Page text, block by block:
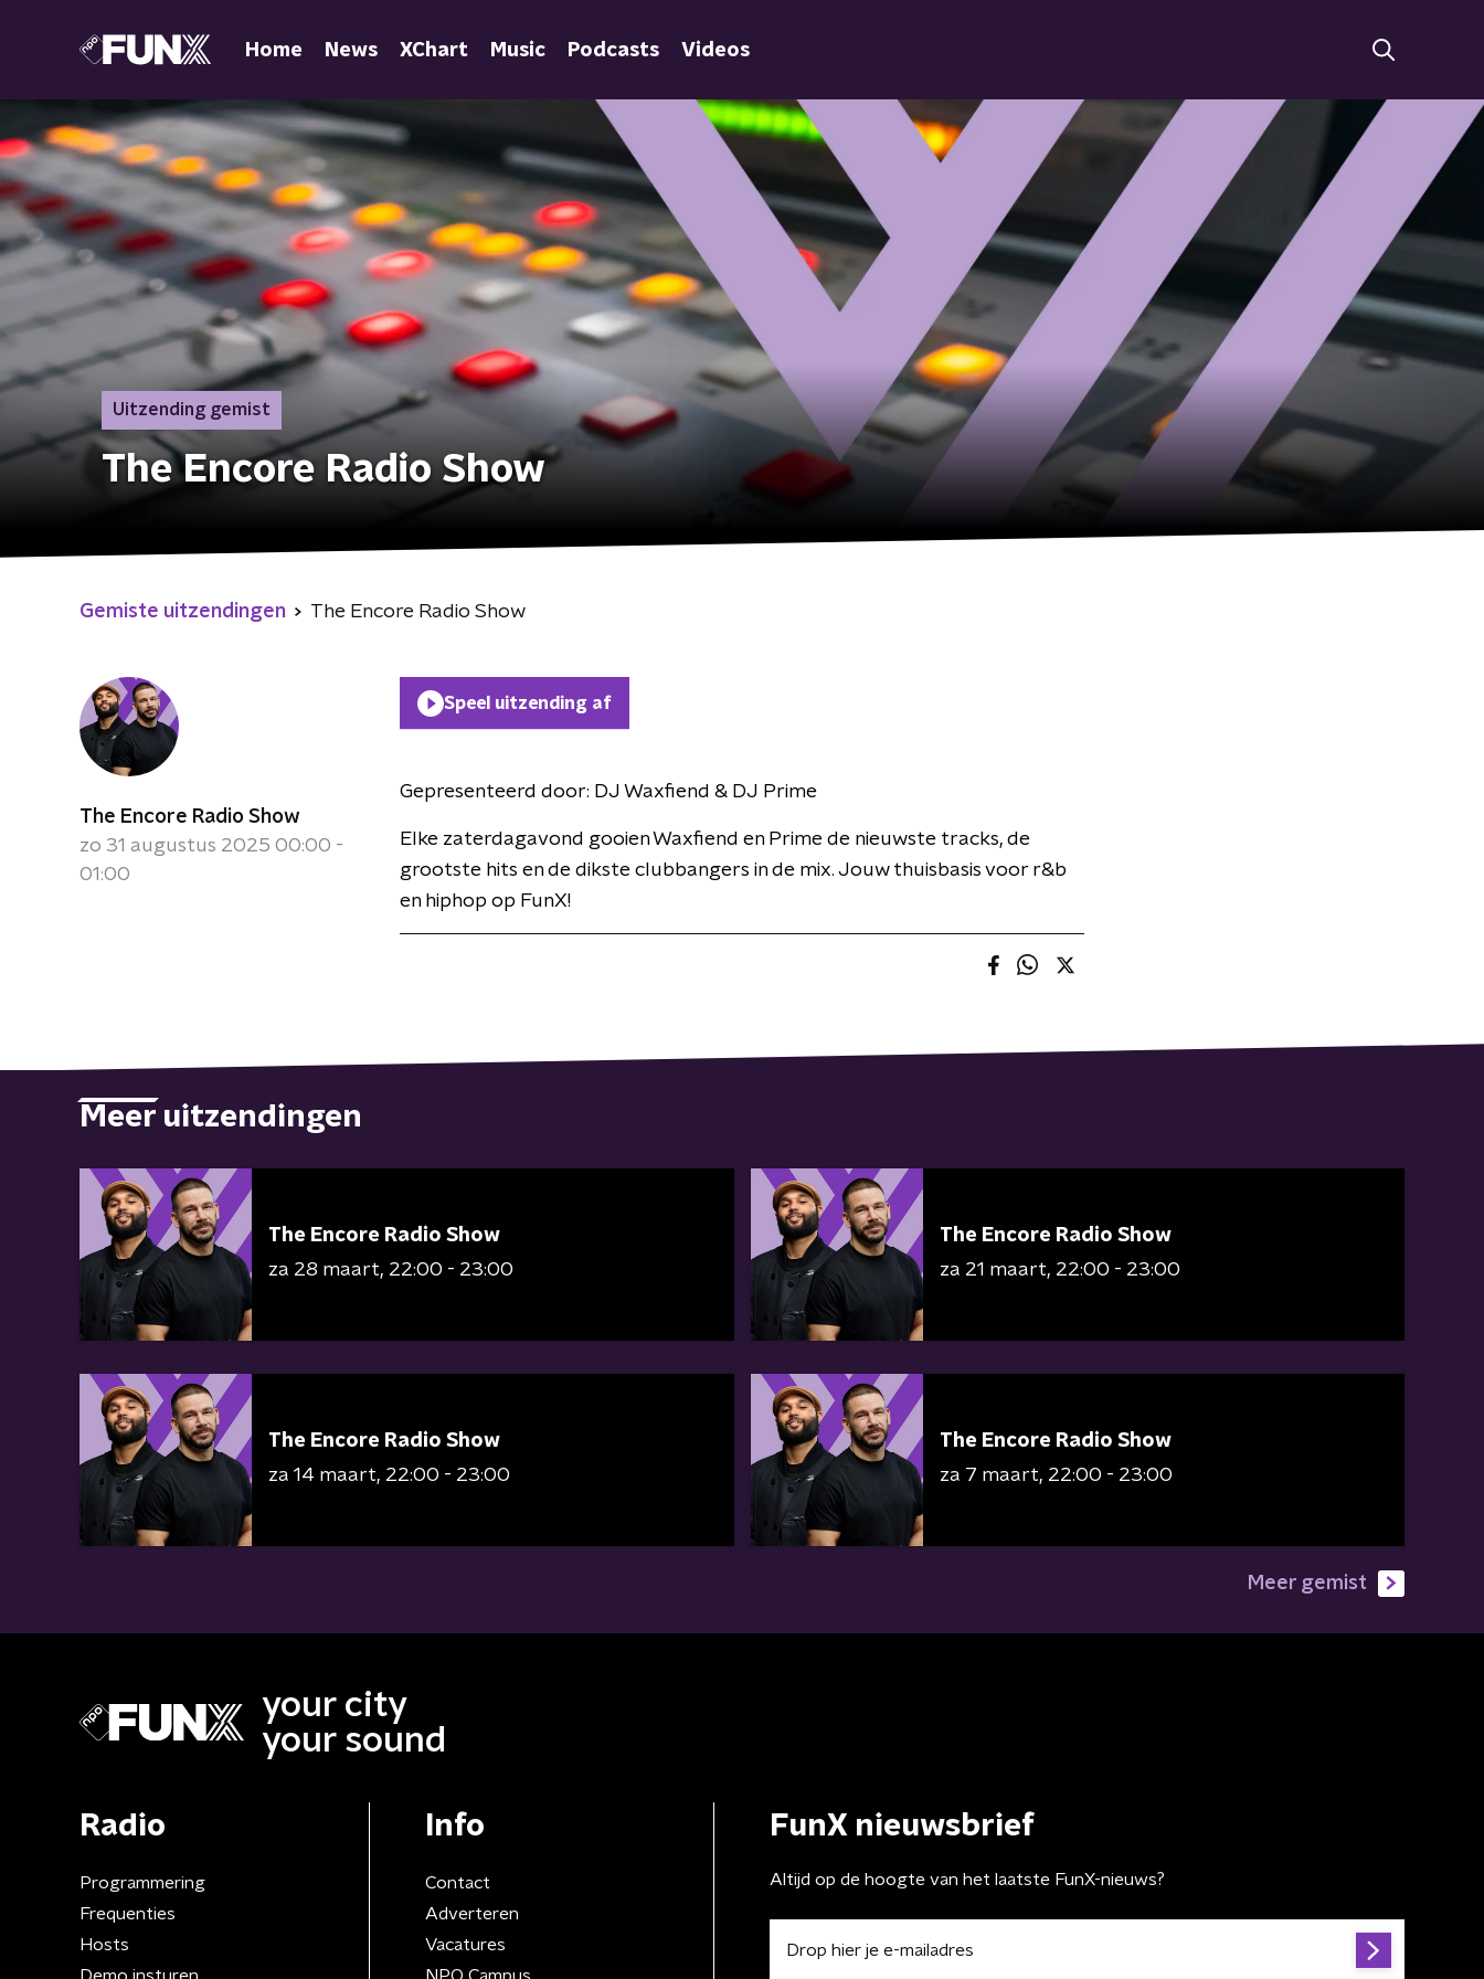
Home News XChart Music Podcasts Videos
Uitzending gemist
The Encore Radio Show
Gemiste uitzendingen The Encore Radio Show
The Encore Radio Show
zo 31 augustus 2025 00:00 -
01:00
Speel uitzending af
Gepresenteerd door: DJ Waxfiend & DJ Prime
Elke zaterdagavond gooien Waxfiend en Prime de nieuwste tracks, de
grootste hits en de dikste clubbangers in de mix. Jouw thuisbasis voor r&b
en hiphop op FunX!
Meer uitzendingen
The Encore Radio Show
za 28 maart 22:00 - 23:00
The Encore Radio Show
za 21 maart 22:00 - 23:00
The Encore Radio Show
za 14 maart 22:00 - 23:00
The Encore Radio Show
za 7 maart 22:00 - 23:00
Meer gemist
your city
your sound
Radio
Programmering
Frequenties
Hosts
Demo insturen
Info
Contact
Adverteren
Vacatures
NPO Campus
FunX nieuwsbrief
Altijd op de hoogte van het laatste FunX-nieuws?